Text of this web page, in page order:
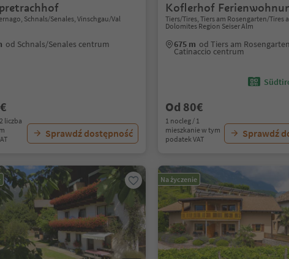
Schnals/Senales, Vinschgau/Val
od Schnals/Senales centrum
liczba
Sprawdź dostępność
Koflerhof
Tiers/Tires, Tiers am Rosengarten/Tires
Dolomites Region Seiser Alm
675 m od Tiers am
Catinaccio centrum
Od 80€
1 nocleg / 1
mieszkanie w tym
podatek VAT
Sprawdź
Na życzenie